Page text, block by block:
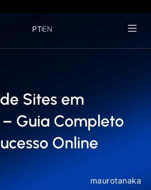
PTEN
Sites em
Guia Completo
Online
maurotanaka